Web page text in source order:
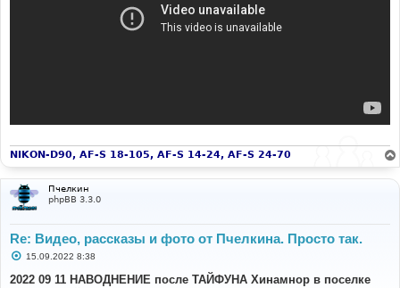
NIKON-D90, AF-S 18-105, AF-S 14-24, AF-S 24-70
Пчелкин
phpBB 3.3.0
Re: Видео, рассказы и фото от Пчелкина. Просто так.
С
о
15.09.2022 8:38
2022 09 11 НАВОДНЕНИЕ после ТАЙФУНА Хинамнор в поселке